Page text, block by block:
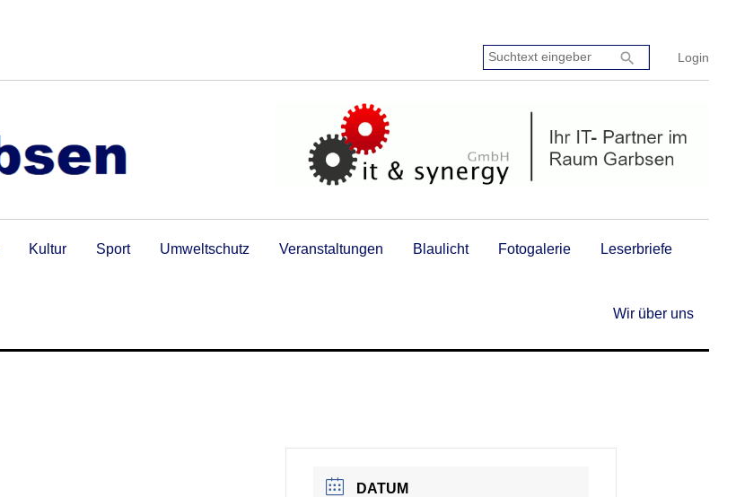
Login
Suchtext
eingeben:
search
Kultur Sport Umweltschutz Veranstaltungen Blaulicht Fotogalerie Leserbriefe
Wir über uns
DATUM